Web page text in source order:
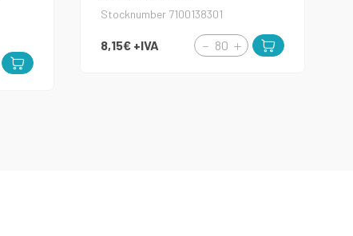
Stocknumber 7100138301
8,15€ +IVA